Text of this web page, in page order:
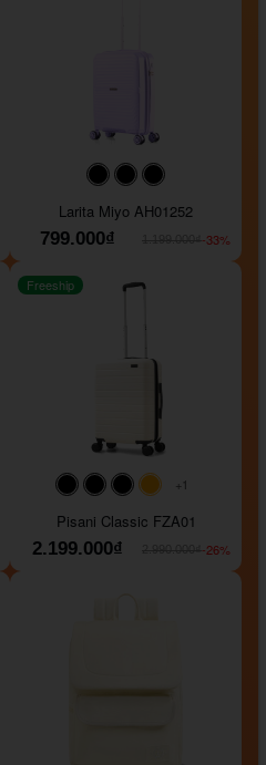
#000000#000000
Larita Miyo AH01252
799.000₫
-33%
#000000#000000
#000000
#ffa500
+1
Freeship
Pisani Classic FZA01
2.199.000₫
-26%